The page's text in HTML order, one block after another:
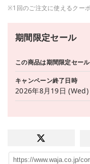
※1回のご注文に使えるクー
期間限定セール
この商品は期間限定セール
キャンペーン終了日時
2026年8月19日